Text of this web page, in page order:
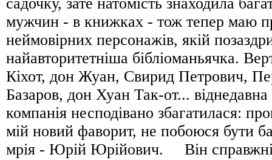
мужчин - в книжках - тож тепер маю
неймовірних персонажів, якій
найавторитетніша бібліоманьячка.
Кіхот, дон Жуан, Свирид Петрович,
Базаров, дон Хуан Так-от... віднедавна
компанія несподівано збагатилася:
мій новий фаворит, не побоюся бути
мрія - Юрій Юрійович. Він